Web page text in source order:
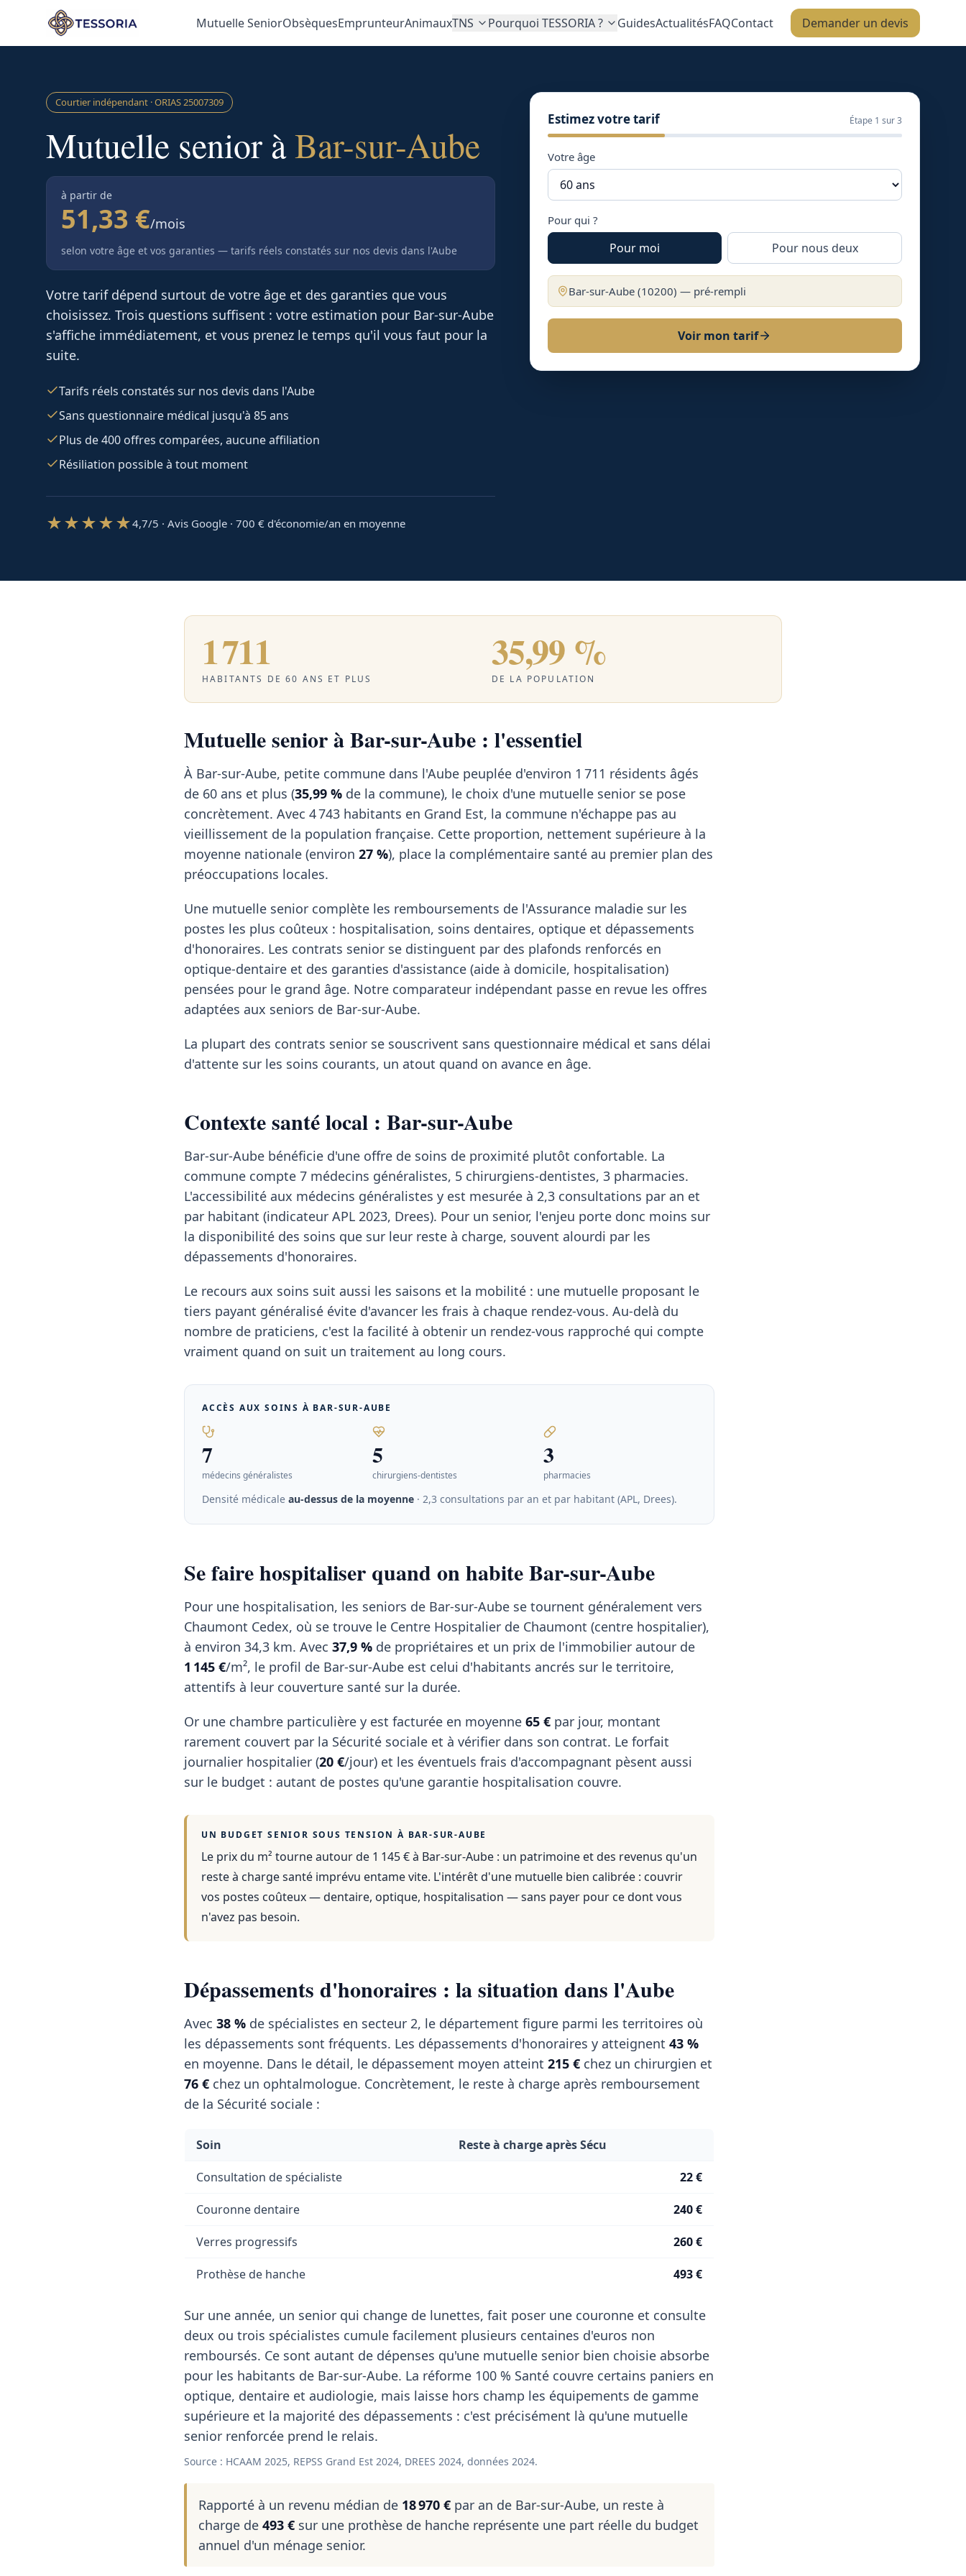
Aller au contenu principal
Mutuelle SeniorObsèquesEmprunteurAnimauxTNS Pourquoi TESSORIA ? GuidesActualitésFAQContact Demander un devis
Courtier indépendant · ORIAS25007309
Mutuelle senior àBar-sur-Aube
à partir de
51,33 €/mois
selon votre âge et vos garanties — tarifs réels constatés sur nos devis dans l'Aube
Votre tarif dépend surtout de votre âge et des garanties que vous
choisissez. Trois questions suffisent : votre estimation pour Bar-sur-Aube
s'affiche immédiatement, et vous prenez le temps qu'il vous faut pour la
suite.
Tarifs réels constatés sur nos devis dans l'Aube
Sans questionnaire médical jusqu'à 85 ans
Plus de 400 offres comparées, aucune affiliation
Résiliation possible à tout moment
★★★★★4,7/5 · Avis Google · 700 € d'économie/an en moyenne
Estimez votre tarif Étape 1 sur 3
Votre âge
Pour qui ?
Pour moi Pour nous deux
Bar-sur-Aube(10200) — pré-rempli
Voir mon tarif
1 711
HABITANTS DE 60 ANS ET PLUS
35,99 %
DE LA POPULATION
Mutuelle senior à Bar-sur-Aube : l'essentiel
À Bar-sur-Aube, petite commune dans l'Aube peuplée d'environ 1 711 résidents âgés
de 60 ans et plus (35,99 % de la commune), le choix d'une mutuelle senior se pose
concrètement. Avec 4 743 habitants en Grand Est, la commune n'échappe pas au
vieillissement de la population française. Cette proportion, nettement supérieure à la
moyenne nationale (environ 27 %), place la complémentaire santé au premier plan des
préoccupations locales.
Une mutuelle senior complète les remboursements de l'Assurance maladie sur les
postes les plus coûteux : hospitalisation, soins dentaires, optique et dépassements
d'honoraires. Les contrats senior se distinguent par des plafonds renforcés en
optique-dentaire et des garanties d'assistance (aide à domicile, hospitalisation)
pensées pour le grand âge. Notre comparateur indépendant passe en revue les offres
adaptées aux seniors de Bar-sur-Aube.
La plupart des contrats senior se souscrivent sans questionnaire médical et sans délai
d'attente sur les soins courants, un atout quand on avance en âge.
Contexte santé local : Bar-sur-Aube
Bar-sur-Aube bénéficie d'une offre de soins de proximité plutôt confortable. La
commune compte 7 médecins généralistes, 5 chirurgiens-dentistes, 3 pharmacies.
L'accessibilité aux médecins généralistes y est mesurée à 2,3 consultations par an et
par habitant (indicateur APL 2023, Drees). Pour un senior, l'enjeu porte donc moins sur
la disponibilité des soins que sur leur reste à charge, souvent alourdi par les
dépassements d'honoraires.
Le recours aux soins suit aussi les saisons et la mobilité : une mutuelle proposant le
tiers payant généralisé évite d'avancer les frais à chaque rendez-vous. Au-delà du
nombre de praticiens, c'est la facilité à obtenir un rendez-vous rapproché qui compte
vraiment quand on suit un traitement au long cours.
ACCÈS AUX SOINS À BAR-SUR-AUBE
7
médecins généralistes
5
chirurgiens-dentistes
3
pharmacies
Densité médicale au-dessus de la moyenne · 2,3 consultations par an et par habitant (APL, Drees).
Se faire hospitaliser quand on habite Bar-sur-Aube
Pour une hospitalisation, les seniors de Bar-sur-Aube se tournent généralement vers
Chaumont Cedex, où se trouve le Centre Hospitalier de Chaumont (centre hospitalier),
à environ 34,3 km. Avec 37,9 % de propriétaires et un prix de l'immobilier autour de
1 145 €/m², le profil de Bar-sur-Aube est celui d'habitants ancrés sur le territoire,
attentifs à leur couverture santé sur la durée.
Or une chambre particulière y est facturée en moyenne 65 € par jour, montant
rarement couvert par la Sécurité sociale et à vérifier dans son contrat. Le forfait
journalier hospitalier (20 €/jour) et les éventuels frais d'accompagnant pèsent aussi
sur le budget : autant de postes qu'une garantie hospitalisation couvre.
UN BUDGET SENIOR SOUS TENSION À BAR-SUR-AUBE
Le prix du m² tourne autour de 1 145 €à Bar-sur-Aube : un patrimoine et des revenus qu'un
reste à charge santé imprévu entame vite. L'intérêt d'une mutuelle bien calibrée : couvrir
vos postes coûteux — dentaire, optique, hospitalisation — sans payer pour ce dont vous
n'avez pas besoin.
Dépassements d'honoraires : la situation dans l'Aube
Avec 38 % de spécialistes en secteur 2, le département figure parmi les territoires où
les dépassements sont fréquents. Les dépassements d'honoraires y atteignent 43 %
en moyenne. Dans le détail, le dépassement moyen atteint 215 € chez un chirurgien et
76 € chez un ophtalmologue. Concrètement, le reste à charge après remboursement
de la Sécurité sociale :
Soin Reste à charge après Sécu
Consultation de spécialiste 22 €
Couronne dentaire 240 €
Verres progressifs 260 €
Prothèse de hanche 493 €
Sur une année, un senior qui change de lunettes, fait poser une couronne et consulte
deux ou trois spécialistes cumule facilement plusieurs centaines d'euros non
remboursés. Ce sont autant de dépenses qu'une mutuelle senior bien choisie absorbe
pour les habitants de Bar-sur-Aube. La réforme 100 % Santé couvre certains paniers en
optique, dentaire et audiologie, mais laisse hors champ les équipements de gamme
supérieure et la majorité des dépassements : c'est précisément là qu'une mutuelle
senior renforcée prend le relais.
Source : HCAAM 2025, REPSS Grand Est 2024, DREES 2024, données 2024.
Rapporté à un revenu médian de 18 970 € par an de Bar-sur-Aube, un reste à
charge de 493 € sur une prothèse de hanche représente une part réelle du budget
annuel d'un ménage senior.